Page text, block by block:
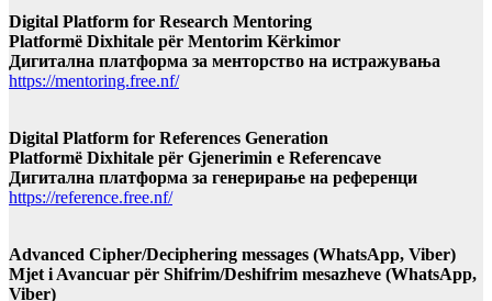
Digital Platform for Research Mentoring
Platformë Dixhitale për Mentorim Kërkimor
Дигитална платформа за менторство на истражувања
https://mentoring.free.nf/
Digital Platform for References Generation
Platformë Dixhitale për Gjenerimin e Referencave
Дигитална платформа за генерирање на референци
https://reference.free.nf/
Advanced Cipher/Deciphering messages (WhatsApp, Viber)
Mjet i Avancuar për Shifrim/Deshifrim mesazheve (WhatsApp,
Viber)